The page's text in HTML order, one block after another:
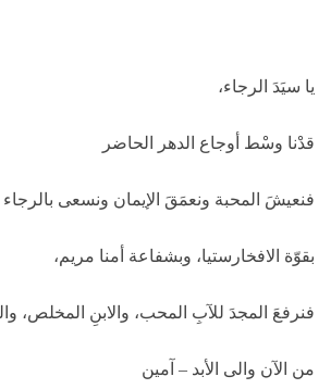
يا سيَدَ الرجاء،
قدْنا وسْط أوجاع الدهر الحاضر
فنعيشَ المحبة ونعمَقَ الإيمان ونسعى بالرجاء
بقوّة الافخارستيا، وبشفاعة أمنا مريم،
فنرفعَ المجدَ للآبِ المحب، والابنِ المخلص،
من الآن والى الأبد – آمين